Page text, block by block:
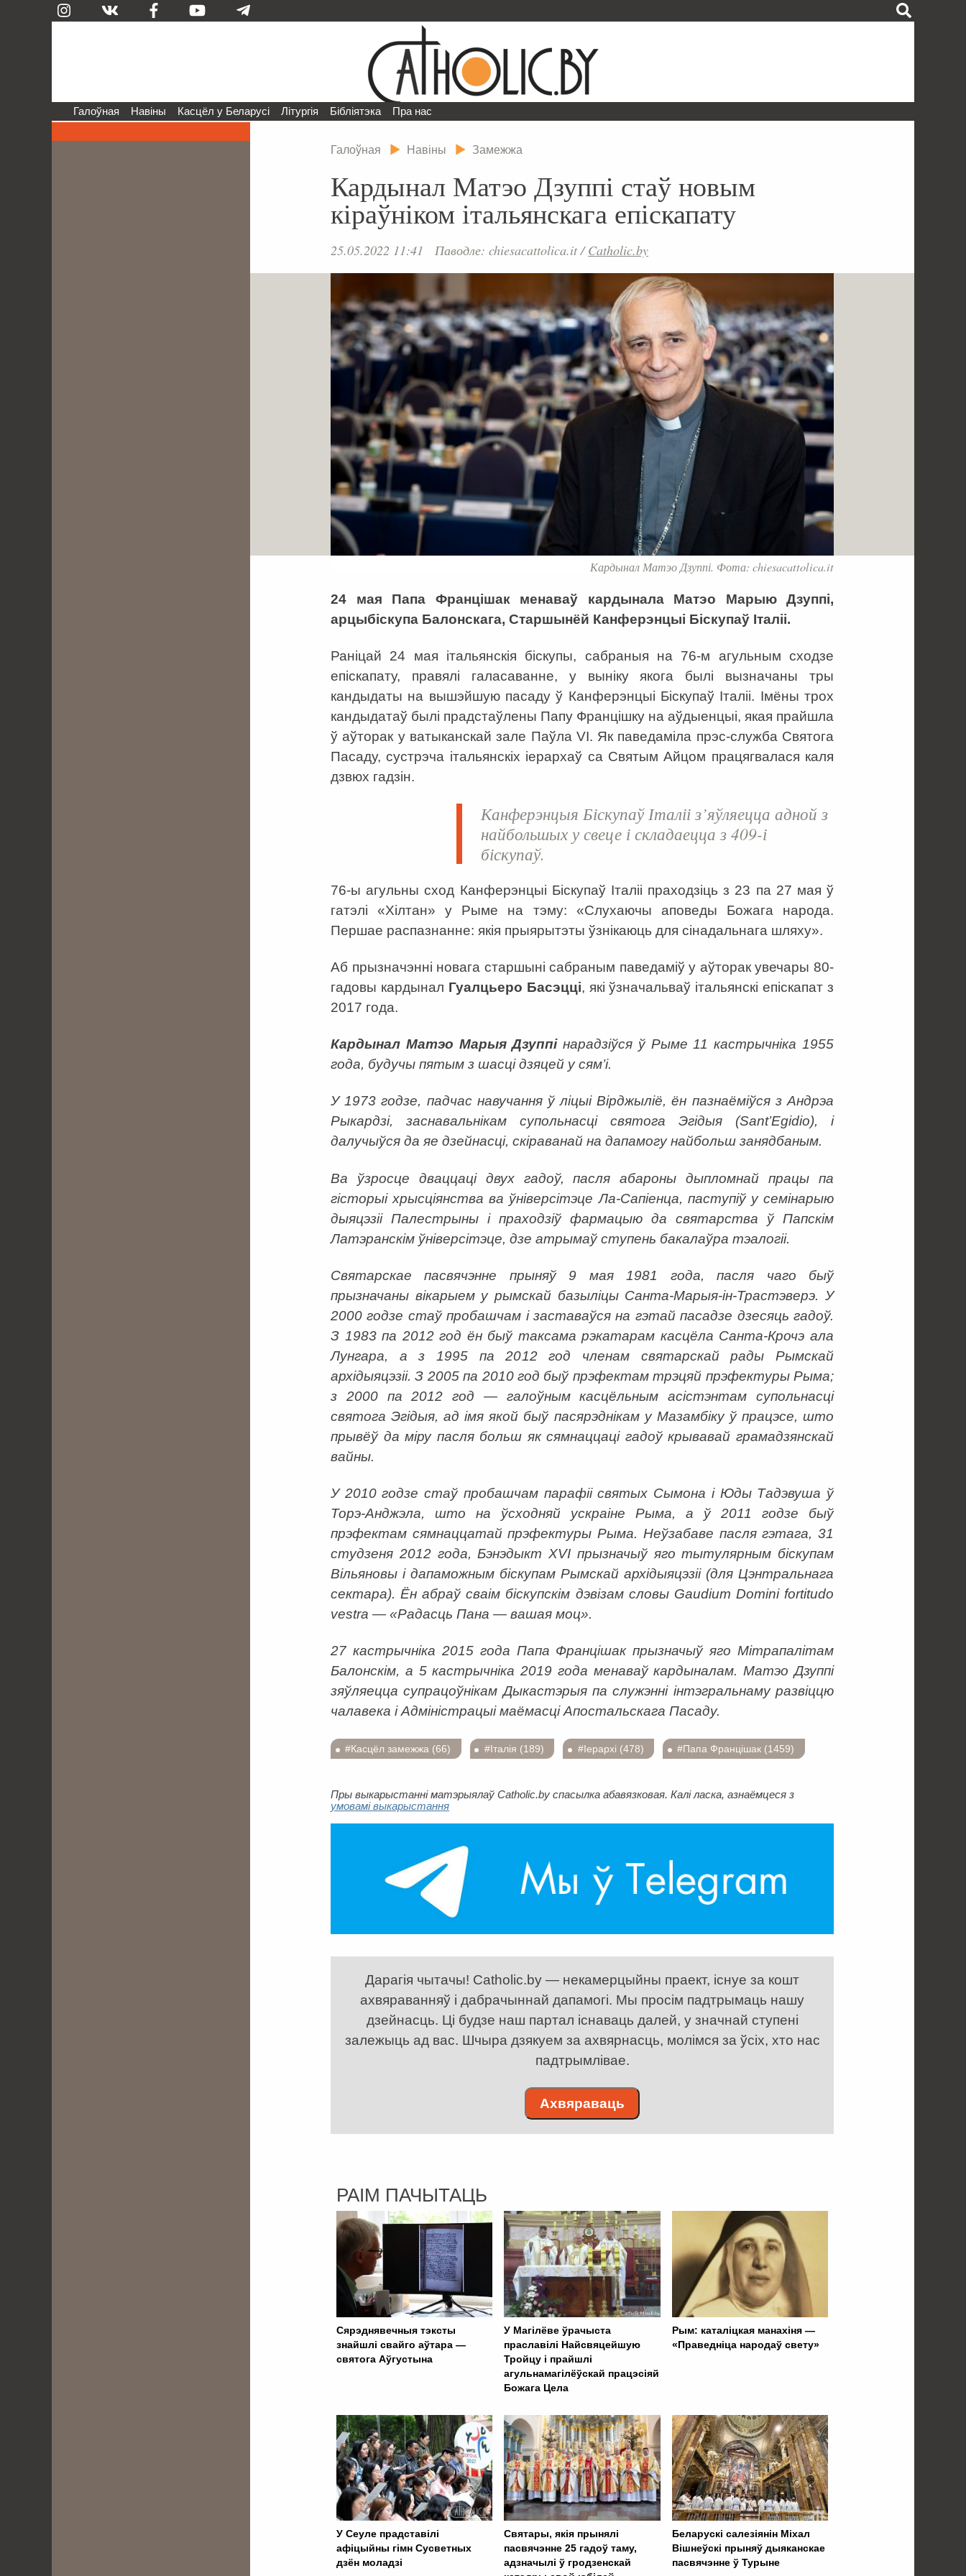
Галоўная Навіны Касцёл у Беларусі Літургія Бібліятэка Пра нас
Галоўная Навіны Замежжа
Кардынал Матэо Дзуппі стаў новым
кіраўніком італьянскага епіскапату
25.05.2022 11:41 Паводле: chiesacattolica.it/Catholic.by
Кардынал Матэо Дзуппі. Фота: chiesacattolica.it
24 мая Папа Францішак менаваў кардынала Матэо Марыю Дзуппі,
арцыбіскупа Балонскага, Старшынёй Канферэнцыі Біскупаў Італіі.
Раніцай 24 мая італьянскія біскупы, сабраныя на 76-м агульным сходзе
епіскапату, правялі галасаванне, у выніку якога былі вызначаны тры
кандыдаты на вышэйшую пасаду ў Канферэнцыі Біскупаў Італіі. Імёны трох
кандыдатаў былі прадстаўлены Папу Францішку на аўдыенцыі, якая прайшла
ў аўторак у ватыканскай зале Паўла VI. Як паведаміла прэс-служба Святога
Пасаду, сустрэча італьянскіх іерархаў са Святым Айцом працягвалася каля
дзвюх гадзін.
Канферэнцыя Біскупаў Італіі з’яўляецца адной з
найбольшых у свеце і складаецца з 409-і
біскупаў.
76-ы агульны сход Канферэнцыі Біскупаў Італіі праходзіць з 23 па 27 мая ў
гатэлі «Хілтан» у Рыме на тэму: «Слухаючы аповеды Божага народа.
Першае распазнанне: якія прыярытэты ўзнікаюць для сінадальнага шляху».
Аб прызначэнні новага старшыні сабраным паведаміў у аўторак увечары 80-
гадовы кардынал Гуалцьеро Басэцці, які ўзначальваў італьянскі епіскапат з
2017 года.
Кардынал Матэо Марыя Дзуппінарадзіўся ў Рыме 11 кастрычніка 1955
года, будучы пятым з шасці дзяцей у сям’і.
У 1973 годзе, падчас навучання ў ліцыі Вірджыліё, ён пазнаёміўся з Андрэа
Рыкардзі, заснавальнікам супольнасці святога Эгідыя (Sant’Egidio), і
далучыўся да яе дзейнасці, скіраванай на дапамогу найбольш занядбаным.
Ва ўзросце дваццаці двух гадоў, пасля абароны дыпломнай працы па
гісторыі хрысціянства ва ўніверсітэце Ла-Сапіенца, паступіў у семінарыю
дыяцэзіі Палестрыны і праходзіў фармацыю да святарства ў Папскім
Латэранскім ўніверсітэце, дзе атрымаў ступень бакалаўра тэалогіі.
Святарскае пасвячэнне прыняў 9 мая 1981 года, пасля чаго быў
прызначаны вікарыем у рымскай базыліцы Санта-Марыя-ін-Трастэверэ. У
2000 годзе стаў пробашчам і заставаўся на гэтай пасадзе дзесяць гадоў.
З 1983 па 2012 год ён быў таксама рэкатарам касцёла Санта-Крочэ ала
Лунгара, а з 1995 па 2012 год членам святарскай рады Рымскай
архідыяцэзіі. З 2005 па 2010 год быў прэфектам трэцяй прэфектуры Рыма;
з 2000 па 2012 год — галоўным касцёльным асістэнтам супольнасці
святога Эгідыя, ад імя якой быў пасярэднікам у Мазамбіку ў працэсе, што
прывёў да міру пасля больш як сямнаццаці гадоў крывавай грамадзянскай
вайны.
У 2010 годзе стаў пробашчам парафіі святых Сымона і Юды Тадэвуша ў
Торэ-Анджэла, што на ўсходняй ускраіне Рыма, а ў 2011 годзе быў
прэфектам сямнаццатай прэфектуры Рыма. Неўзабаве пасля гэтага, 31
студзеня 2012 года, Бэнэдыкт XVI прызначыў яго тытулярным біскупам
Вільяновы і дапаможным біскупам Рымскай архідыяцэзіі (для Цэнтральнага
сектара). Ён абраў сваім біскупскім дэвізам словы Gaudium Domini fortitudo
vestra — «Радасць Пана — вашая моц».
27 кастрычніка 2015 года Папа Францішак прызначыў яго Мітрапалітам
Балонскім, а 5 кастрычніка 2019 года менаваў кардыналам. Матэо Дзуппі
зяўляецца супрацоўнікам Дыкастэрыя па служэнні інтэгральнаму развіццю
чалавека і Адміністрацыі маёмасці Апостальскага Пасаду.
#Касцёл замежжа (66) #Італія (189) #Іерархі (478) #Папа Францішак (1459)
Пры выкарыстанні матэрыялаў Catholic.by спасылка абавязковая. Калі ласка, азнаёмцеся з
умовамі выкарыстання
Дарагія чытачы! Catholic.by — некамерцыйны праект, існуе за кошт
ахвяраванняў і дабрачыннай дапамогі. Мы просім падтрымаць нашу
дзейнасць. Ці будзе наш партал існаваць далей, у значнай ступені
залежыць ад вас. Шчыра дзякуем за ахвярнасць, молімся за ўсіх, хто нас
падтрымлівае.
Ахвяраваць
РАІМ ПАЧЫТАЦЬ
Сярэднявечныя тэксты
знайшлі свайго аўтара —
святога Аўгустына
У Магілёве ўрачыста
праславілі Найсвяцейшую
Тройцу і прайшлі
агульнамагілёўскай працэсіяй
Божага Цела
Рым: каталіцкая манахіня —
«Праведніца народаў свету»
У Сеуле прадставілі
афіцыйны гімн Сусветных
дзён моладзі
Святары, якія прынялі
пасвячэнне 25 гадоў таму,
адзначылі ў гродзенскай
Беларускі салезіянін Міхал
Вішнеўскі прыняў дыяканскае
пасвячэнне ў Турыне